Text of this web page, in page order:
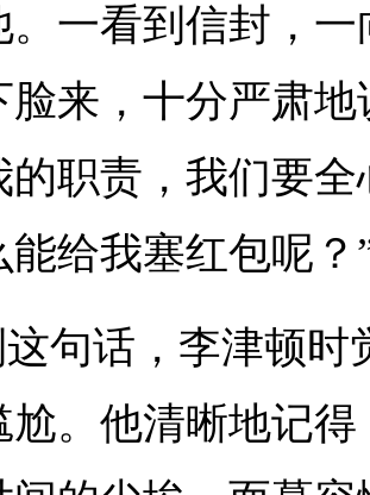
。一看到信封，
脸来，十分严肃
的职责，我们要
能给我塞红包呢？
句话，李津顿时
尬。他清晰地记